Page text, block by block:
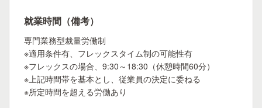
就業時間（備考）
専門業務型裁量労働制
※適用条件有、フレックスタイム制の可能性有
※フレックスの場合、9:30～18:30（休憩時間60分）
※上記時間帯を基本とし、従業員の決定に委ねる
※所定時間を超える労働あり